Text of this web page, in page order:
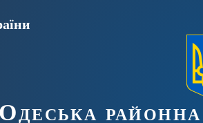
Одеська районна